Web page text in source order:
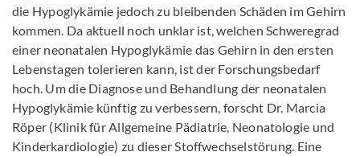
die Hypoglykämie jedoch zu bleibenden Schäden im Gehirn
kommen. Da aktuell noch unklar ist, welchen Schweregrad
einer neonatalen Hypoglykämie das Gehirn in den ersten
Lebenstagen tolerieren kann, ist der Forschungsbedarf
hoch. Um die Diagnose und Behandlung der neonatalen
Hypoglykämie künftig zu verbessern, forscht Dr. Marcia
Röper (Klinik für Allgemeine Pädiatrie, Neonatologie und
Kinderkardiologie) zu dieser Stoffwechselstörung. Eine